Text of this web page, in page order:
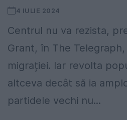
4 IULIE 2024
Centrul nu va rezista,
Grant, în The Telegraph,
migrației. Iar revolta
altceva decât să ia
partidele vechi nu...